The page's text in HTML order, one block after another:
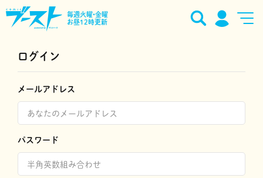
毎週火曜•金曜
お昼12時更新
ログイン
メールアドレス
パスワード